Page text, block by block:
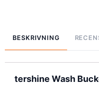
BESKRIVNING
tershine Wash